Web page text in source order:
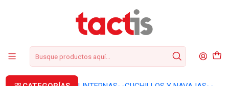
+56 2 3224 9572 +569 62369815
Botella Tawo HydralQ Blanca 750ml